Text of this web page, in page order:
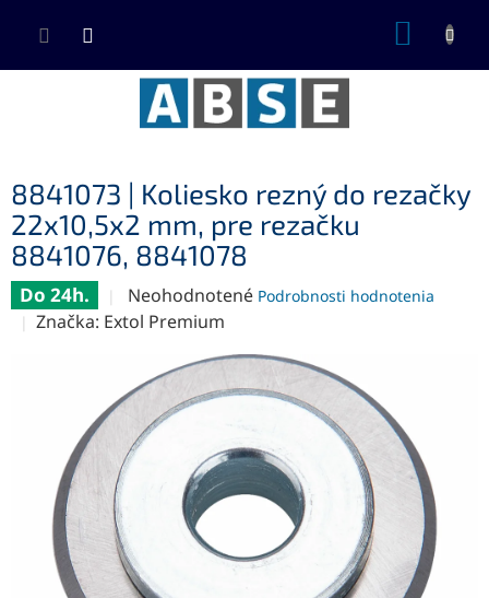
8841073 | Koliesko rezný do rezačky
22x10,5x2 mm, pre rezačku
8841076, 8841078
Do 24h.
Priemerné
hodnotenie
0,0
5
hviezdičiek.
Neohodnotené Podrobnosti hodnotenia
Značka: Extol Premium